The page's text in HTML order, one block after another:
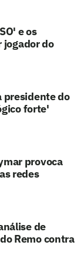
e os
jogador do
presidente do
forte'
provoca
redes
de
Remo contra